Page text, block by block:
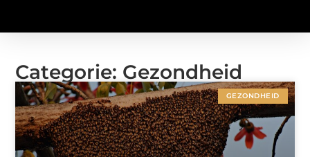
Categorie: Gezondheid
GEZONDHEID